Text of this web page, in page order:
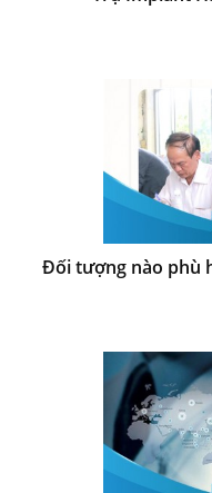
Đối tượng nào phù